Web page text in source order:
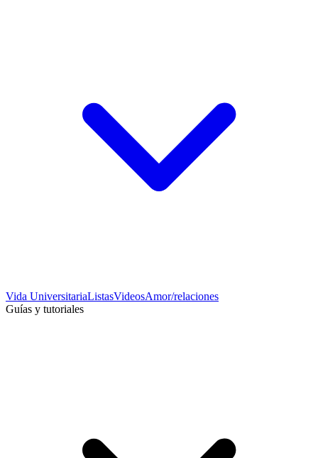
Vida UniversitariaListasVideosAmor/relaciones
Guías y tutoriales